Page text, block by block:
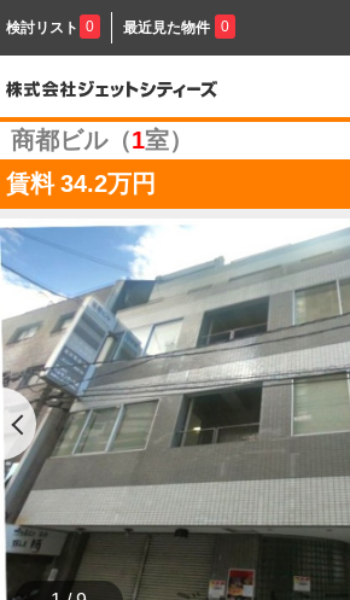
検討リスト 0 最近見た物件 0
商都ビル（1室）
賃料 34.2万円